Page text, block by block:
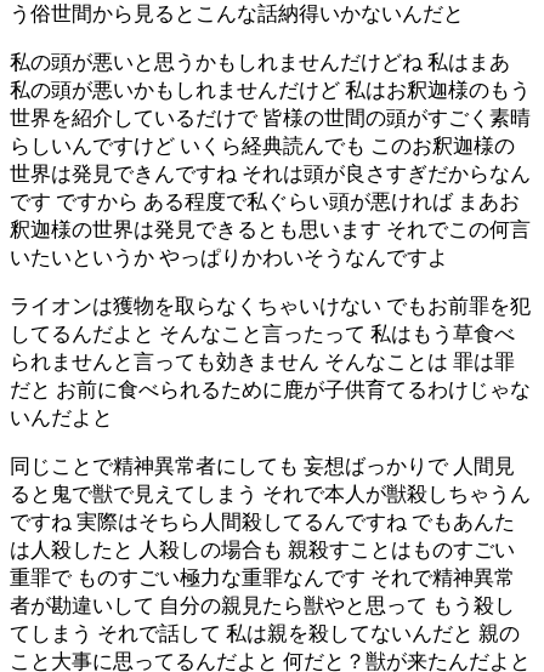
う俗世間から見るとこんな話納得いかないんだと
私の頭が悪いと思うかもしれませんだけどね 私はまあ
私の頭が悪いかもしれませんだけど 私はお釈迦様のもう
世界を紹介しているだけで 皆様の世間の頭がすごく素晴
らしいんですけど いくら経典読んでも このお釈迦様の
世界は発見できんですね それは頭が良さすぎだからなん
です ですから ある程度で私ぐらい頭が悪ければ まあお
釈迦様の世界は発見できるとも思います それでこの何言
いたいというか やっぱりかわいそうなんですよ
ライオンは獲物を取らなくちゃいけない でもお前罪を犯
してるんだよと そんなこと言ったって 私はもう草食べ
られませんと言っても効きません そんなことは 罪は罪
だと お前に食べられるために鹿が子供育てるわけじゃな
いんだよと
同じことで精神異常者にしても 妄想ばっかりで 人間見
ると鬼で獣で見えてしまう それで本人が獣殺しちゃうん
ですね 実際はそちら人間殺してるんですね でもあんた
は人殺したと 人殺しの場合も 親殺すことはものすごい
重罪で ものすごい極力な重罪なんです それで精神異常
者が勘違いして 自分の親見たら獣やと思って もう殺し
てしまう それで話して 私は親を殺してないんだと 親の
こと大事に思ってるんだよと 何だと？獣が来たんだよと